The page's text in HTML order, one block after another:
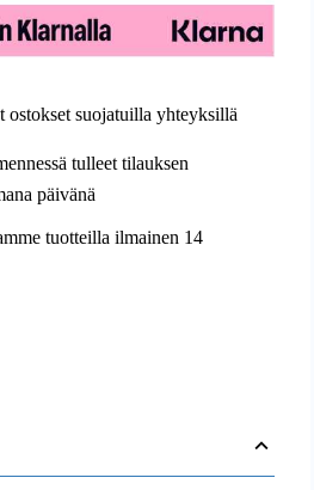
ostokset suojatuilla yhteyksillä
tulleet tilauksen
päivänä
tuotteilla ilmainen 14